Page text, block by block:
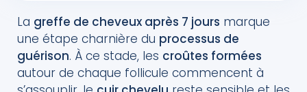
Quelles suites attendre après J+7 ?
Pourquoi le suivi médical reste-t-il essentiel ?
FAQ : greffe de cheveux à J+7
La greffe de cheveux après 7 jours marque
une étape charnière du processus de
guérison. À ce stade, les croûtes formées
autour de chaque follicule commencent à